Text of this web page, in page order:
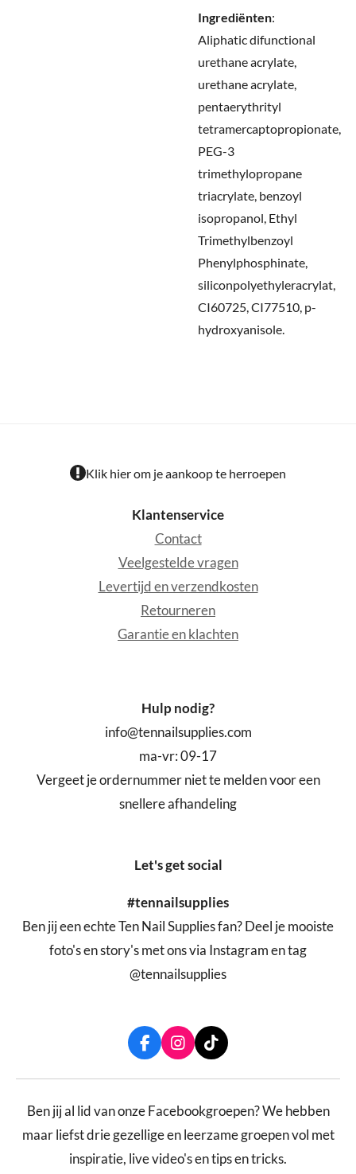
Ingrediënten:
Aliphatic difunctional
urethane acrylate,
urethane acrylate,
pentaerythrityl
tetramercaptopropionate,
PEG-3
trimethylopropane
triacrylate, benzoyl
isopropanol, Ethyl
Trimethylbenzoyl
Phenylphosphinate,
siliconpolyethyleracrylat,
CI60725, CI77510, p-
hydroxyanisole.
Klik hier om je aankoop te herroepen
Klantenservice
Contact
Veelgestelde vragen
Levertijd en verzendkosten
Retourneren
Garantie en klachten
Hulp nodig?
info@tennailsupplies.com
ma-vr: 09-17
Vergeet je ordernummer niet te melden voor een
snellere afhandeling
Let's get social
#tennailsupplies
Ben jij een echte Ten Nail Supplies fan? Deel je mooiste
foto's en story's met ons via Instagram en tag
@tennailsupplies
F
a
c
b
o
k
I
n
s
a
r
a
T
i
k
o
Ben jij al lid van onze Facebookgroepen? We hebben
maar liefst drie gezellige en leerzame groepen vol met
inspiratie, live video's en tips en tricks.